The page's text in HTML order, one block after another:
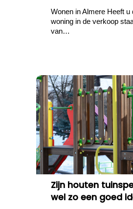
Wonen in Almere Heeft u
woning in de verkoop
van…
Zijn houten
wel zo een goed